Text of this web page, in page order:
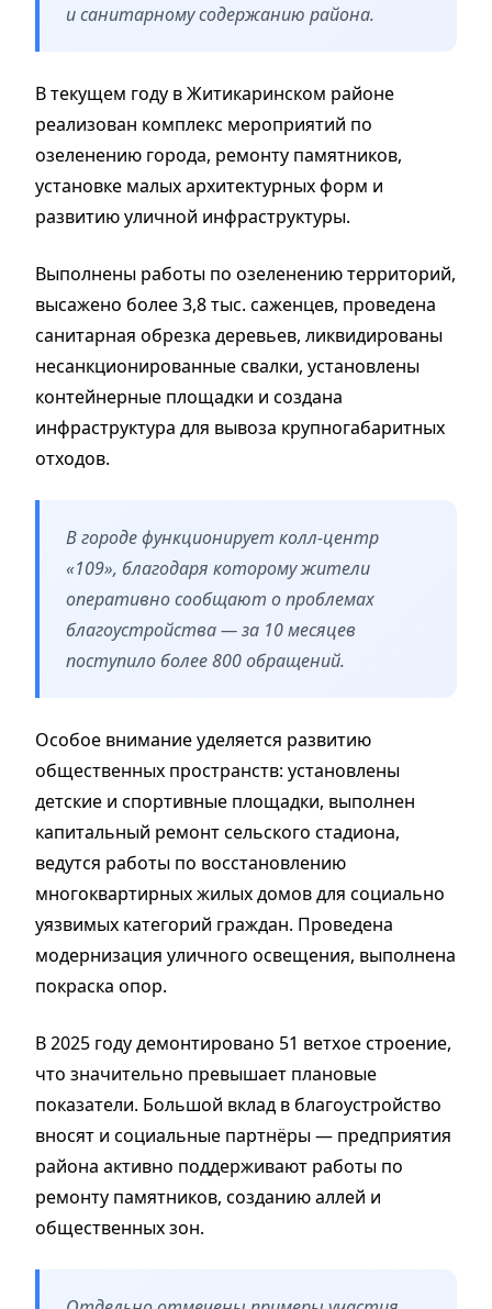
и санитарному содержанию района.
В текущем году в Житикаринском районе
реализован комплекс мероприятий по
озеленению города, ремонту памятников,
установке малых архитектурных форм и
развитию уличной инфраструктуры.
Выполнены работы по озеленению территорий,
высажено более 3,8 тыс. саженцев, проведена
санитарная обрезка деревьев, ликвидированы
несанкционированные свалки, установлены
контейнерные площадки и создана
инфраструктура для вывоза крупногабаритных
отходов.
В городе функционирует колл-центр
«109», благодаря которому жители
оперативно сообщают о проблемах
благоустройства — за 10 месяцев
поступило более 800 обращений.
Особое внимание уделяется развитию
общественных пространств: установлены
детские и спортивные площадки, выполнен
капитальный ремонт сельского стадиона,
ведутся работы по восстановлению
многоквартирных жилых домов для социально
уязвимых категорий граждан. Проведена
модернизация уличного освещения, выполнена
покраска опор.
В 2025 году демонтировано 51 ветхое строение,
что значительно превышает плановые
показатели. Большой вклад в благоустройство
вносят и социальные партнёры — предприятия
района активно поддерживают работы по
ремонту памятников, созданию аллей и
общественных зон.